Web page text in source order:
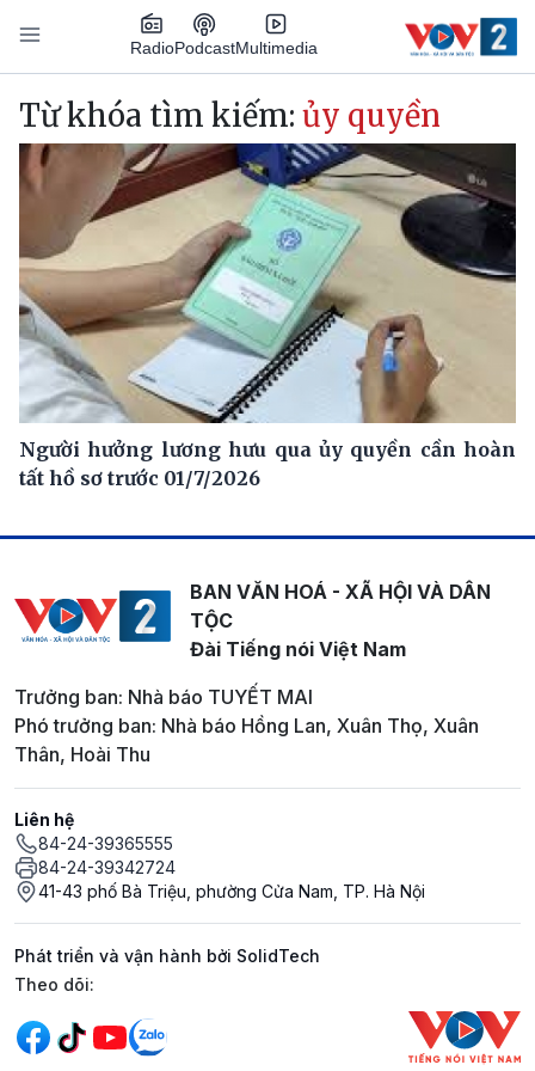
Nhảy đến nội dung
RadioPodcastMultimedia
Main navigation
Từ khóa tìm kiếm: ủy quyền
Người hưởng lương hưu qua ủy quyền cần hoàn
tất hồ sơ trước 01/7/2026
BAN VĂN HOÁ - XÃ HỘI VÀ DÂN
TỘC
Đài Tiếng nói Việt Nam
Trưởng ban: Nhà báo TUYẾT MAI
Phó trưởng ban: Nhà báo Hồng Lan, Xuân Thọ, Xuân
Thân, Hoài Thu
Liên hệ
84-24-39365555
84-24-39342724
41-43 phố Bà Triệu, phường Cửa Nam, TP. Hà Nội
Phát triển và vận hành bởi SolidTech
Mạng xã hội
Theo dõi: